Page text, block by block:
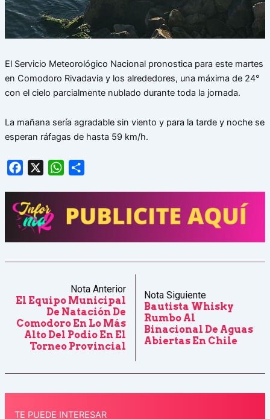
El Servicio Meteorológico Nacional pronostica para este martes
en Comodoro Rivadavia y los alrededores, una máxima de 24°
con el cielo parcialmente nublado durante toda la jornada.
La mañana sería agradable sin viento y para la tarde y noche se
esperan ráfagas de hasta 59 km/h.
Facebook WhatsApp
Nota Anterior
El Equipo Municipal
De Natación De
Comodoro En Lo Más
Alto Del Podio En El
Torneo Provincial
Nota Siguiente
Bautista Whisky
Rumbo Al
Binacional De Aguas
Abiertas En Chile
TE PUEDE INTERESAR